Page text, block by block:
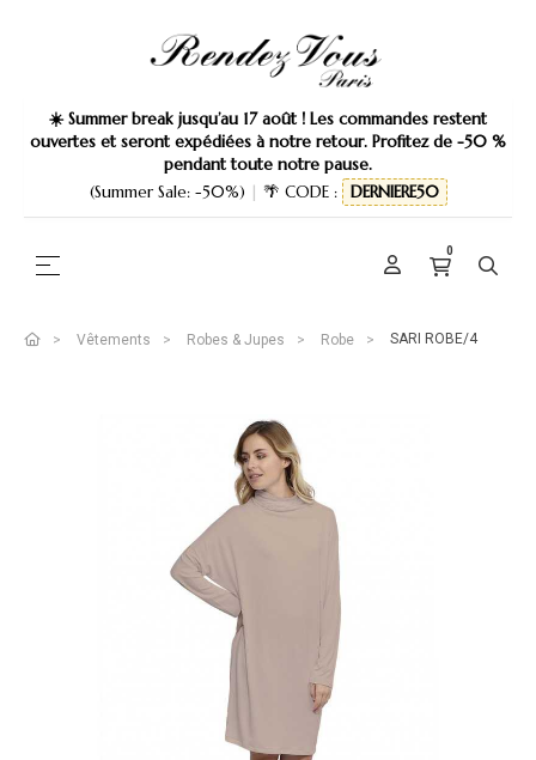
☀️ Summer break jusqu’au 17 août ! Les commandes restent
ouvertes et seront expédiées à notre retour. Profitez de -50 %
pendant toute notre pause.
(Summer Sale: -50%) | 🌴 CODE : DERNIERE50
Basculer la navigation
☰
0
Vêtements Robes & Jupes Robe SARI ROBE/4